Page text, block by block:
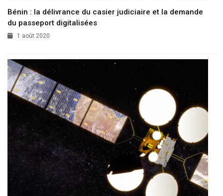
Bénin : la délivrance du casier judiciaire et la demande
du passeport digitalisées
1 août 2020